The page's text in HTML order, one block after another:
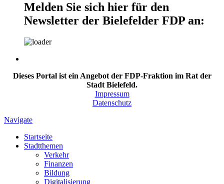
Melden Sie sich hier für den
Newsletter der Bielefelder FDP an:
Dieses Portal ist ein Angebot der FDP-Fraktion im Rat der
Stadt Bielefeld.
Impressum
Datenschutz
Navigate
Startseite
Stadtthemen
Verkehr
Finanzen
Bildung
Digitalisierung